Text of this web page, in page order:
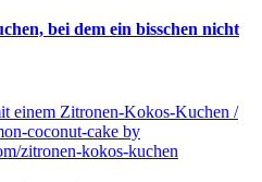
bei dem ein bisschen nicht